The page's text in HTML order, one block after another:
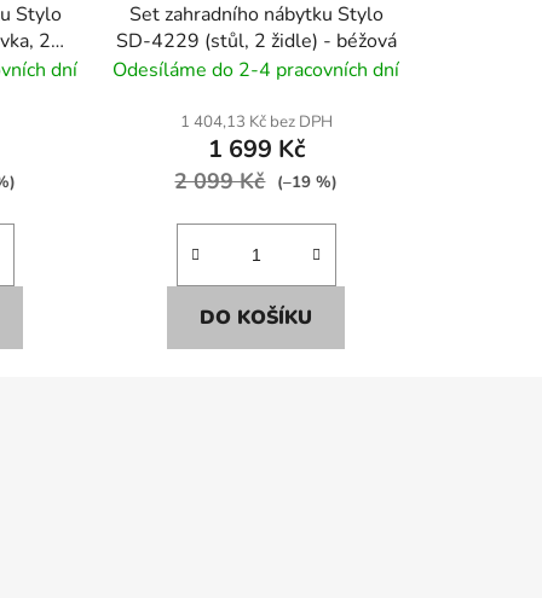
Stylo
2
dní
Set zahradního nábytku Stylo
SD-4229 (stůl, 2 židle) - béžová
Odesíláme do 2-4 pracovních dní
1 404,13 Kč bez DPH
1 699 Kč
2 099 Kč (–19 %)
DO KOŠÍKU